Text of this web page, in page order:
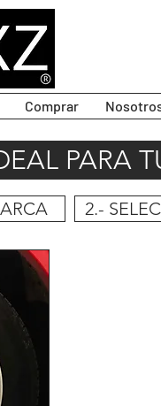
Comprar
PARA
2.-